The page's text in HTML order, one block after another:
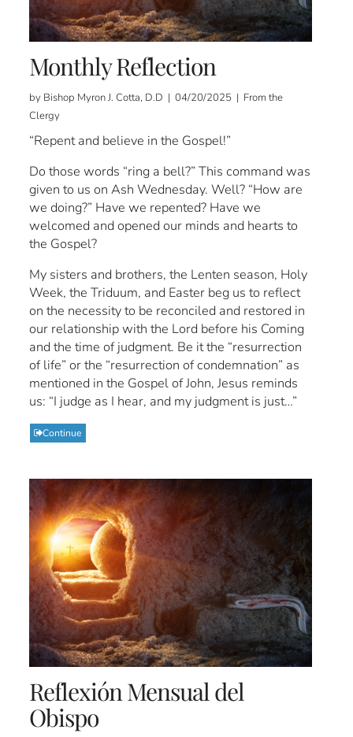
Monthly Reflection
by Bishop Myron J. Cotta, D.D | 04/20/2025 | From the
Clergy
“Repent and believe in the Gospel!”
Do those words “ring a bell?” This command was
given to us on Ash Wednesday. Well? “How are
we doing?” Have we repented? Have we
welcomed and opened our minds and hearts to
the Gospel?
My sisters and brothers, the Lenten season, Holy
Week, the Triduum, and Easter beg us to reflect
on the necessity to be reconciled and restored in
our relationship with the Lord before his Coming
and the time of judgment. Be it the “resurrection
of life” or the “resurrection of condemnation” as
mentioned in the Gospel of John, Jesus reminds
us: “I judge as I hear, and my judgment is just…”
Continue
Reflexión Mensual del
Obispo